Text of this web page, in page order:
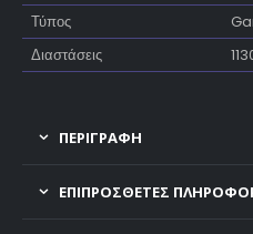
Τύπος
Διαστάσεις
ΠΕΡΙΓΡΑΦΗ
ΕΠΙΠΡΌΣΘΕΤΕΣ